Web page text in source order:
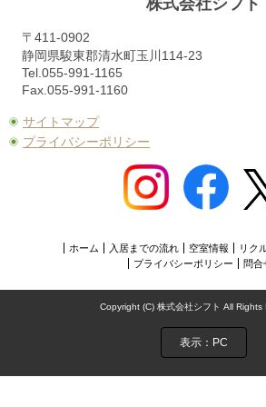
〒411-0902
静岡県駿東郡清水町玉川114-23
Tel.055-991-1165
Fax.055-991-1160
サイトマップ
プライバシーポリシー
ホーム 入居までの流れ 空室情報 リク
プライバシーポリシー
問合
Copyright (C) 株式会社シフト All Rights
表示：PC